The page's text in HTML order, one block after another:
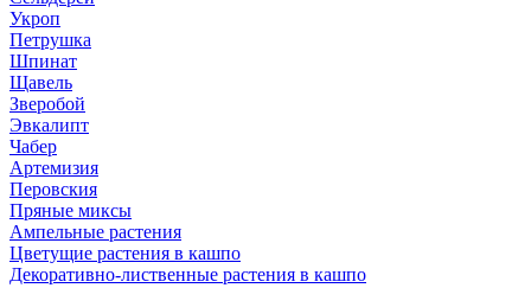
Укроп
Петрушка
Шпинат
Щавель
Зверобой
Эвкалипт
Чабер
Артемизия
Перовския
Пряные миксы
Ампельные растения
Цветущие растения в кашпо
Декоративно-лиственные растения в кашпо